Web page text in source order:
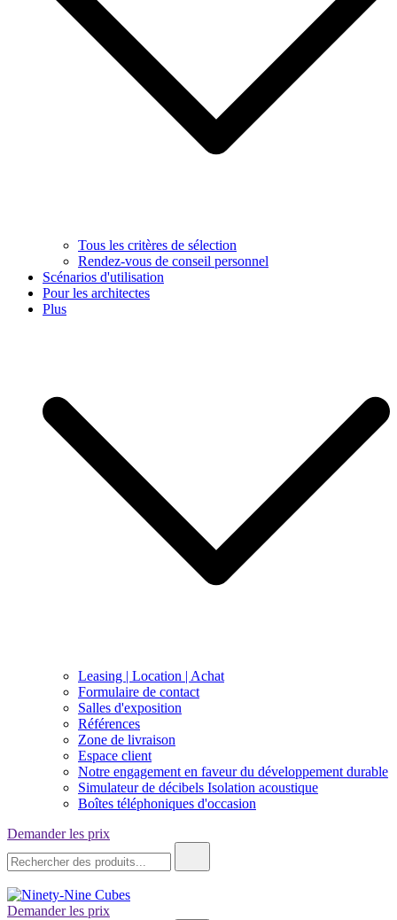
Tous les critères de sélection
Rendez-vous de conseil personnel
Scénarios d'utilisation
Pour les architectes
Plus
Leasing | Location | Achat
Formulaire de contact
Salles d'exposition
Références
Zone de livraison
Espace client
Notre engagement en faveur du développement durable
Simulateur de décibels Isolation acoustique
Boîtes téléphoniques d'occasion
Demander les prix
de
Demander les prix